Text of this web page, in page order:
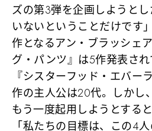
ズの第3弾を企画しようと
いないということだけです
作となるアン・ブラッシェ
グ・パンツ』は5作発表さ
『シスターフッド・エバー
作の主人公は20代。しかし
もう一度起用しようとする
「私たちの目標は、この4